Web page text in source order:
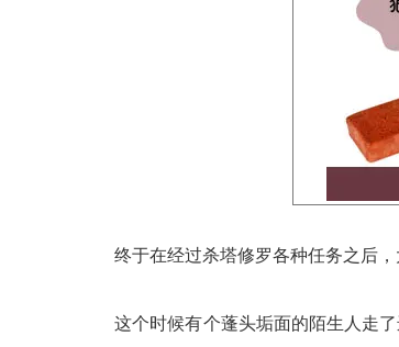
终于在经过杀塔修罗各种任务之后，
这个时候有个蓬头垢面的陌生人走了